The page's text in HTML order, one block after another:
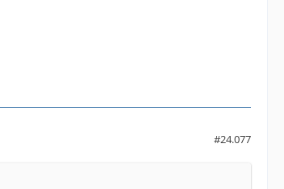
#24.077